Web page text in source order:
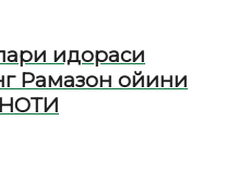
идораси
Рамазон ойини